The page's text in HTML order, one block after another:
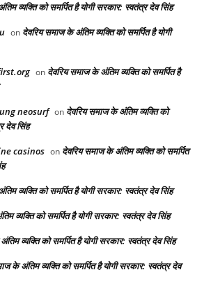
व्यक्ति को समर्पित है योगी सरकार: स्वतंत्र देव सिंह
on देवरिय समाज के अंतिम व्यक्ति को समर्पित है योगी
on देवरिय समाज के अंतिम व्यक्ति को समर्पित है
neosurf on देवरिय समाज के अंतिम व्यक्ति को
देव सिंह
casinos on देवरिय समाज के अंतिम व्यक्ति को समर्पित
व्यक्ति को समर्पित है योगी सरकार: स्वतंत्र देव सिंह
व्यक्ति को समर्पित है योगी सरकार: स्वतंत्र देव सिंह
व्यक्ति को समर्पित है योगी सरकार: स्वतंत्र देव सिंह
के अंतिम व्यक्ति को समर्पित है योगी सरकार: स्वतंत्र देव